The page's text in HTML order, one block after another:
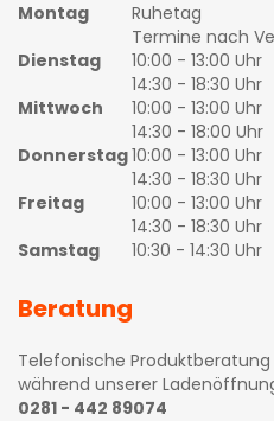
Montag
Ruhetag
Termine nach
Dienstag
10:00 - 13:00 Uhr
14:30 - 18:30 Uhr
Mittwoch
10:00 - 13:00 Uhr
14:30 - 18:00 Uhr
Donnerstag10:00 - 13:00 Uhr
14:30 - 18:30 Uhr
Freitag
10:00 - 13:00 Uhr
14:30 - 18:30 Uhr
Samstag
10:30 - 14:30 Uhr
Beratung
Telefonische Produktberatung
während unserer
0281 - 442 89074